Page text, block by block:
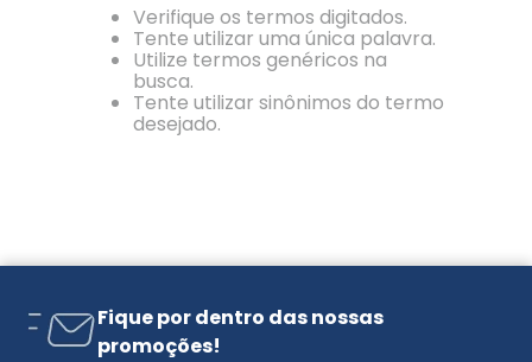
Verifique os termos digitados.
Tente utilizar uma única palavra.
Utilize termos genéricos na
busca.
Tente utilizar sinônimos do termo
desejado.
Fique por dentro das nossas
promoções!